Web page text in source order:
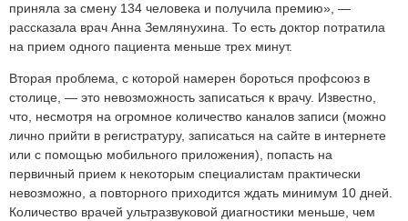
приняла за смену 134 человека и получила премию», —
рассказала врач Анна Землянухина. То есть доктор потратила
на прием одного пациента меньше трех минут.
Вторая проблема, с которой намерен бороться профсоюз в
столице, — это невозможность записаться к врачу. Известно,
что, несмотря на огромное количество каналов записи (можно
лично прийти в регистратуру, записаться на сайте в интернете
или с помощью мобильного приложения), попасть на
первичный прием к некоторым специалистам практически
невозможно, а повторного приходится ждать минимум 10 дней.
Количество врачей ультразвуковой диагностики меньше, чем